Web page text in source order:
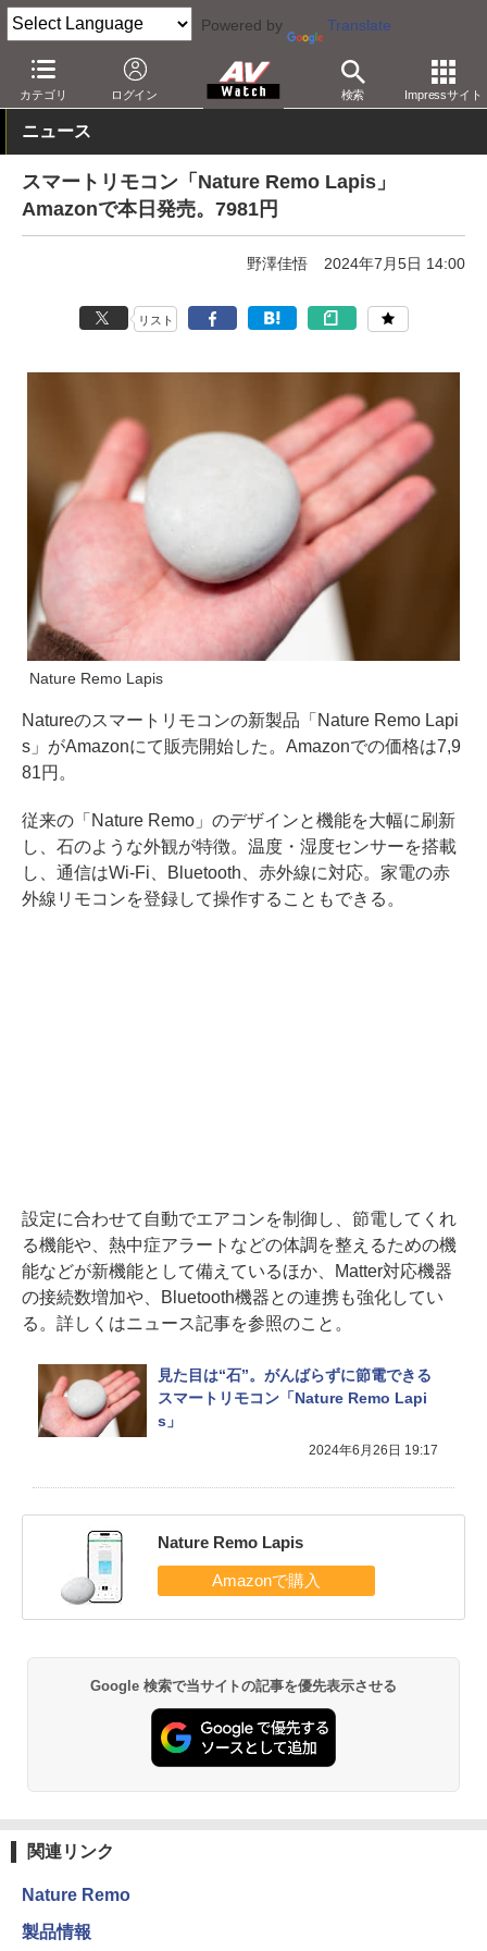
Powered by Translate
カテゴリ ログイン 検索 Impressサイト
AV Watch 製品 AV周辺機器
ニュース
スマートリモコン「Nature Remo Lapis」
Amazonで本日発売。7981円
野澤佳悟 2024年7月5日 14:00
リスト
Nature Remo Lapis
Natureのスマートリモコンの新製品「Nature Remo Lapi
s」がAmazonにて販売開始した。Amazonでの価格は7,9
81円。
従来の「Nature Remo」のデザインと機能を大幅に刷新
し、石のような外観が特徴。温度・湿度センサーを搭載
し、通信はWi-Fi、Bluetooth、赤外線に対応。家電の赤
外線リモコンを登録して操作することもできる。
設定に合わせて自動でエアコンを制御し、節電してくれ
る機能や、熱中症アラートなどの体調を整えるための機
能などが新機能として備えているほか、Matter対応機器
の接続数増加や、Bluetooth機器との連携も強化してい
る。詳しくはニュース記事を参照のこと。
見た目は“石”。がんばらずに節電できる
スマートリモコン「Nature Remo Lapi
s」
2024年6月26日 19:17
Nature Remo Lapis
Google 検索で当サイトの記事を優先表示させる
関連リンク
Nature Remo
製品情報